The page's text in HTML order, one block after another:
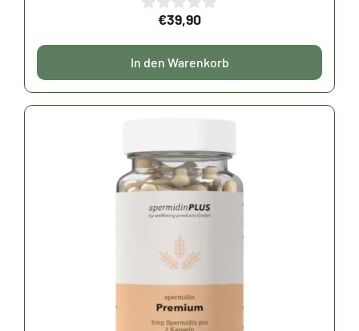
o
n
5
€39,90
In den Warenkorb